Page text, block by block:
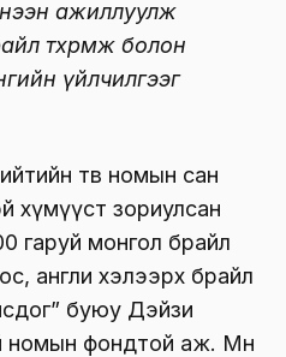
ажиллуулж
төхөөрөмж болон
үйлчилгээг
төв номын сан
хүмүүст зориулсан
гаруй монгол брайл
англи хэлээрх брайл
буюу Дэйзи
номын фондтой аж. Мөн